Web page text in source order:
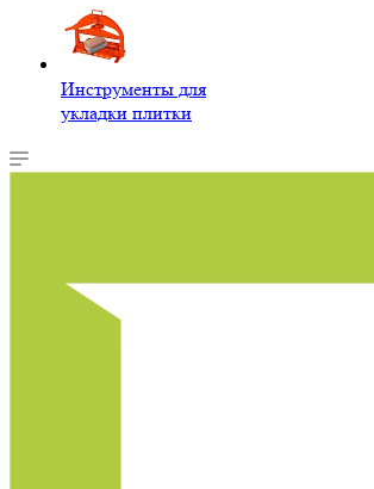
Инструменты для
укладки плитки